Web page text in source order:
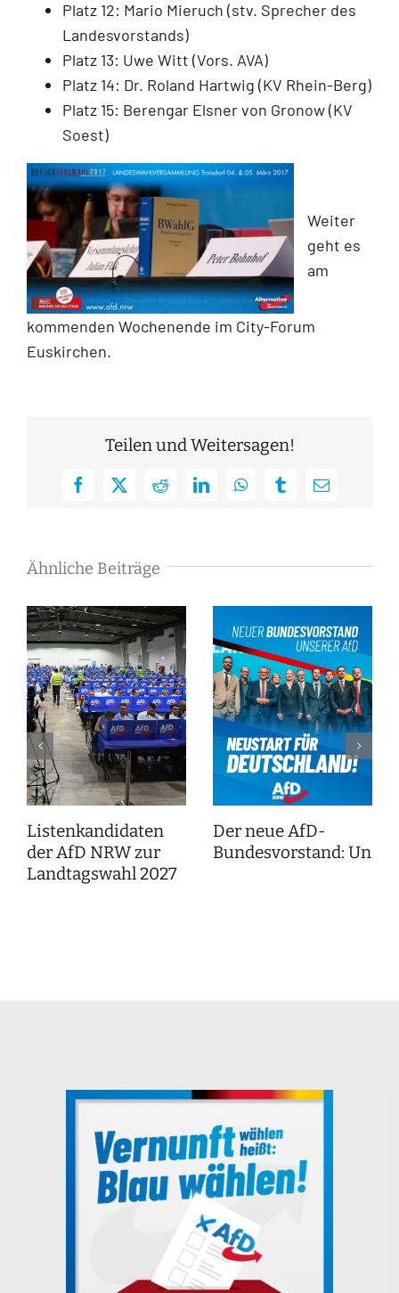
Platz 12: Mario Mieruch (stv. Sprecher des
Landesvorstands)
Platz 13: Uwe Witt (Vors. AVA)
Platz 14: Dr. Roland Hartwig (KV Rhein-Berg)
Platz 15: Berengar Elsner von Gronow (KV
Soest)
Weiter
geht es
am
kommenden Wochenende im City-Forum
Euskirchen.
Teilen und Weitersagen!
Facebook
X RedditLinkedInWhatsAppTumblrE-
Ähnliche Beiträge
Listenkandidaten
der AfD NRW zur
Landtagswahl 2027
Der neue AfD-
Bundesvorstand: